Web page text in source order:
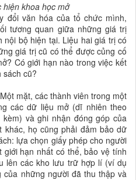
khoa học mở
đổi văn hóa của tổ chức mình,
tương quan giữa những giá trị
bộ hiện tại. Liệu hai giá trị có
giá trị cũ có thể được củng cố
Có giới hạn nào trong việc kết
sách cũ?
mặt, các thành viên trong một
các dữ liệu mở (dĩ nhiên theo
và ghi nhận đóng góp của
họ cũng phải đảm bảo dữ
lựa chọn giấy phép cho người
hạn nhất có thể, bảo vệ tính
lên các kho lưu trữ hợp lí (ví dụ
những người đã thu thập và